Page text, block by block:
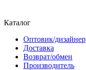
Каталог
Оптовик/дизайнер
Доставка
Возврат/обмен
Производитель